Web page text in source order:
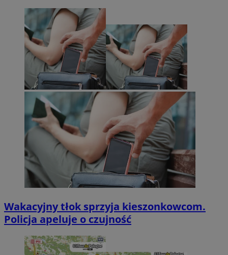
Wakacyjny tłok sprzyja kieszonkowcom.
Policja apeluje o czujność